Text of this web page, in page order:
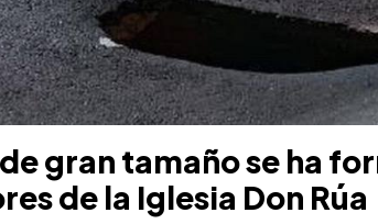
gran tamaño se ha
de la Iglesia Don Rúa